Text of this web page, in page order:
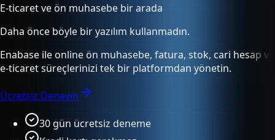
E-ticaret ve ön muhasebe bir arada
Daha önce böyle bir yazılım kullanmadın.
Enabase ile online ön muhasebe, fatura, stok, cari hesap ve
e-ticaret süreçlerinizi tek bir platformdan yönetin.
Ücretsiz Deneyin
30 gün ücretsiz deneme